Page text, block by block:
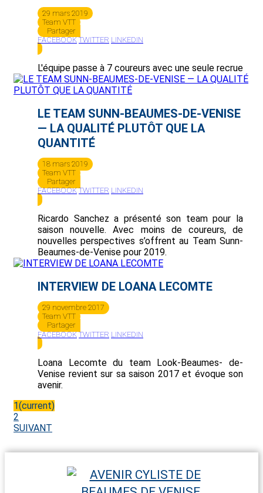
29 mars 2019
Team VTT
Partager
FACEBOOK TWITTER LINKEDIN
L'équipe passe à 7 coureurs avec une seule recrue
LE TEAM SUNN-BEAUMES-DE-VENISE
— LA QUALITÉ PLUTÔT QUE LA
QUANTITÉ
18 mars 2019
Team VTT
Partager
FACEBOOK TWITTER LINKEDIN
Ricardo Sanchez a présenté son team pour la
saison nouvelle. Avec moins de coureurs, de
nouvelles perspectives s’offrent au Team Sunn-
Beaumes-de-Venise pour 2019.
INTERVIEW DE LOANA LECOMTE
29 novembre 2017
Team VTT
Partager
FACEBOOK TWITTER LINKEDIN
Loana Lecomte du team Look-Beaumes- de-
Venise revient sur sa saison 2017 et évoque son
avenir.
1(current)
2
SUIVANT